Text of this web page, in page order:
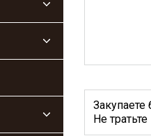
Не